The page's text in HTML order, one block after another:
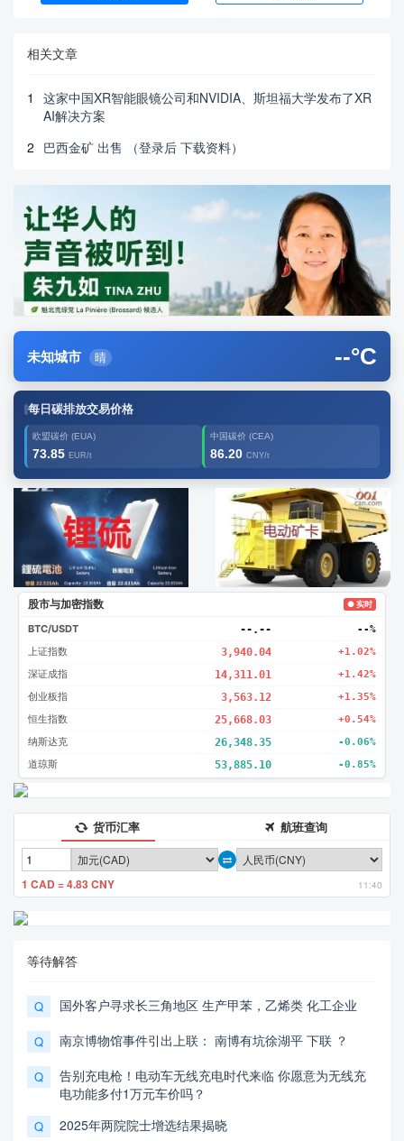
相关文章
1
这家中国XR智能眼镜公司和NVIDIA、斯坦福大学发布了XR
AI解决方案
2 巴西金矿 出售 （登录后 下载资料）
未知城市 晴 --°C
每日碳排放交易价格
欧盟碳价 (EUA)
73.85 EUR/t
中国碳价 (CEA)
86.20 CNY/t
广告2 创新
股市与加密指数 ● 实时
BTC/USDT --.-- --%
上证指数 3,940.04 +1.02%
深证成指 14,311.01 +1.42%
创业板指 3,563.12 +1.35%
恒生指数 25,668.03 +0.54%
纳斯达克 26,348.35 -0.06%
道琼斯 53,885.10 -0.85%
货币汇率 航班查询
1 CAD = 4.83 CNY 11:40
等待解答
Q 国外客户寻求长三角地区 生产甲苯，乙烯类 化工企业
Q 南京博物馆事件引出上联： 南博有坑徐湖平 下联 ？
Q
告别充电枪！电动车无线充电时代来临 你愿意为无线充
电功能多付1万元车价吗？
Q 2025年两院院士增选结果揭晓